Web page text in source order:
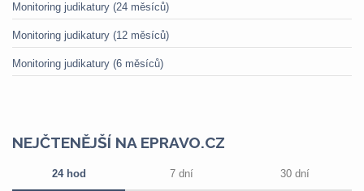
Monitoring judikatury (24 měsíců)
Monitoring judikatury (12 měsíců)
Monitoring judikatury (6 měsíců)
NEJČTENĚJŠÍ NA EPRAVO.CZ
24 hod 7 dní 30 dní